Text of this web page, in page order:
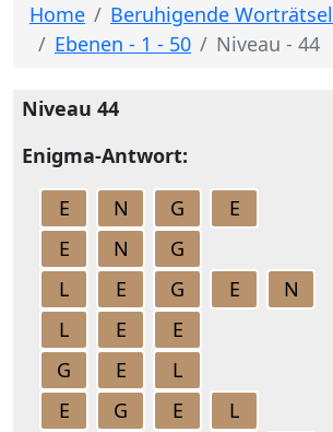
Home
Beruhigende Worträtsel
Ebenen - 1 - 50
Niveau - 44
Niveau 44
Enigma-Antwort:
E
N G
E
E
N
G
L
E G E
N
L
E
E
G
E
L
E
G E
L